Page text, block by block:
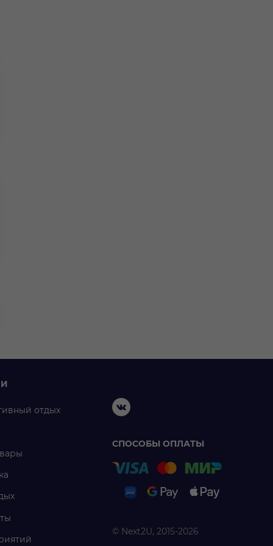
отдых
СПОСОБЫ ОПЛАТЫ
© Next2U, 2015-2026